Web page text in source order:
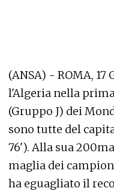
(ANSA) - ROMA,
l'Algeria nella
(Gruppo J) dei
sono tutte del
76'). Alla sua
maglia dei
ha eguagliato il